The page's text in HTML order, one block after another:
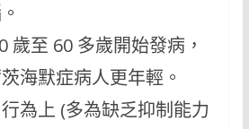
歲至 60 多歲開始發病，
海默症病人更年輕。
為上 (多為缺乏抑制能力